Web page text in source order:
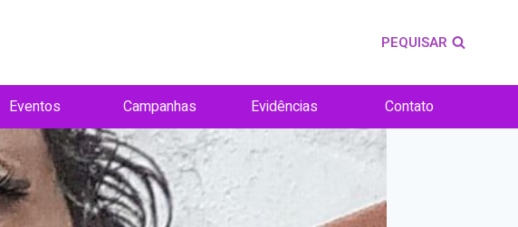
PEQUISAR
Eventos Campanhas Evidências Contato